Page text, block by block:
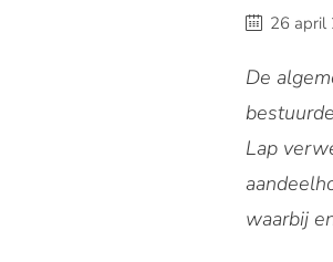
26 april
De
Lap
waarbij